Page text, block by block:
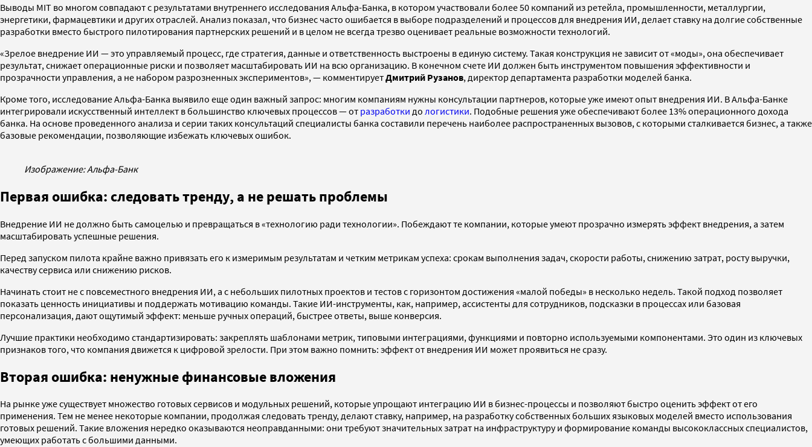
Выводы MIT во многом совпадают с результатами внутреннего исследования Альфа-Банка, в котором участвовали более 50 компаний из ретейла, промышленности, металлургии,
энергетики, фармацевтики и других отраслей. Анализ показал, что бизнес часто ошибается в выборе подразделений и процессов для внедрения ИИ, делает ставку на долгие собственные
разработки вместо быстрого пилотирования партнерских решений и в целом не всегда трезво оценивает реальные возможности технологий.
«Зрелое внедрение ИИ — это управляемый процесс, где стратегия, данные и ответственность выстроены в единую систему. Такая конструкция не зависит от «моды», она обеспечивает
результат, снижает операционные риски и позволяет масштабировать ИИ на всю организацию. В конечном счете ИИ должен быть инструментом повышения эффективности и
прозрачности управления, а не набором разрозненных экспериментов», — комментируетДмитрий Рузанов, директор департамента разработки моделей банка.
Кроме того, исследование Альфа-Банка выявило еще один важный запрос: многим компаниям нужны консультации партнеров, которые уже имеют опыт внедрения ИИ. В Альфа-Банке
интегрировали искусственный интеллект в большинство ключевых процессов — от разработки до логистики. Подобные решения уже обеспечивают более 13% операционного дохода
банка. На основе проведенного анализа и серии таких консультаций специалисты банка составили перечень наиболее распространенных вызовов, с которыми сталкивается бизнес, а также
базовые рекомендации, позволяющие избежать ключевых ошибок.
Изображение: Альфа-Банк
Первая ошибка: следовать тренду, а не решать проблемы
Внедрение ИИ не должно быть самоцелью и превращаться в «технологию ради технологии». Побеждают те компании, которые умеют прозрачно измерять эффект внедрения, а затем
масштабировать успешные решения.
Перед запуском пилота крайне важно привязать его к измеримым результатам и четким метрикам успеха: срокам выполнения задач, скорости работы, снижению затрат, росту выручки,
качеству сервиса или снижению рисков.
Начинать стоит не с повсеместного внедрения ИИ, а с небольших пилотных проектов и тестов с горизонтом достижения «малой победы» в несколько недель. Такой подход позволяет
показать ценность инициативы и поддержать мотивацию команды. Такие ИИ-инструменты, как, например, ассистенты для сотрудников, подсказки в процессах или базовая
персонализация, дают ощутимый эффект: меньше ручных операций, быстрее ответы, выше конверсия.
Лучшие практики необходимо стандартизировать: закреплять шаблонами метрик, типовыми интеграциями, функциями и повторно используемыми компонентами. Это один из ключевых
признаков того, что компания движется к цифровой зрелости. При этом важно помнить: эффект от внедрения ИИ может проявиться не сразу.
Вторая ошибка: ненужные финансовые вложения
На рынке уже существует множество готовых сервисов и модульных решений, которые упрощают интеграцию ИИ в бизнес-процессы и позволяют быстро оценить эффект от его
применения. Тем не менее некоторые компании, продолжая следовать тренду, делают ставку, например, на разработку собственных больших языковых моделей вместо использования
готовых решений. Такие вложения нередко оказываются неоправданными: они требуют значительных затрат на инфраструктуру и формирование команды высококлассных специалистов,
умеющих работать с большими данными.